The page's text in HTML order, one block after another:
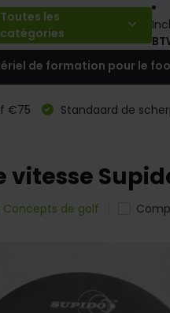
Toutes les
catégories
de formation pour le
€75 Standaard de
vitesse
de golf